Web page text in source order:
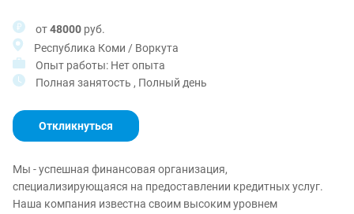
от48000 руб.
Республика Коми / Воркута
Опыт работы: Нет опыта
Полная занятость , Полный день
Откликнуться
Мы - успешная финансовая организация,
специализирующаяся на предоставлении кредитных услуг.
Наша компания известна своим высоким уровнем